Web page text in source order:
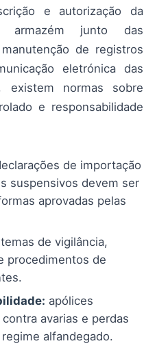
e autorização da
armazém junto das
de registros
eletrónica das
existem normas sobre
e responsabilidade
de importação
suspensivos devem ser
aprovadas pelas
de vigilância,
procedimentos de
apólices
avarias e perdas
alfandegado.